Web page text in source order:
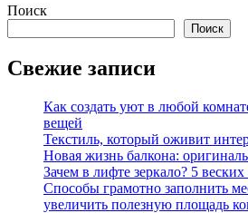
Поиск
Поиск
Свежие записи
Как создать уют в любой
вещей
Текстиль, который оживит
Новая жизнь балкона:
Зачем в лифте зеркало? 5
Способы грамотно заполнить
увеличить полезную площадь